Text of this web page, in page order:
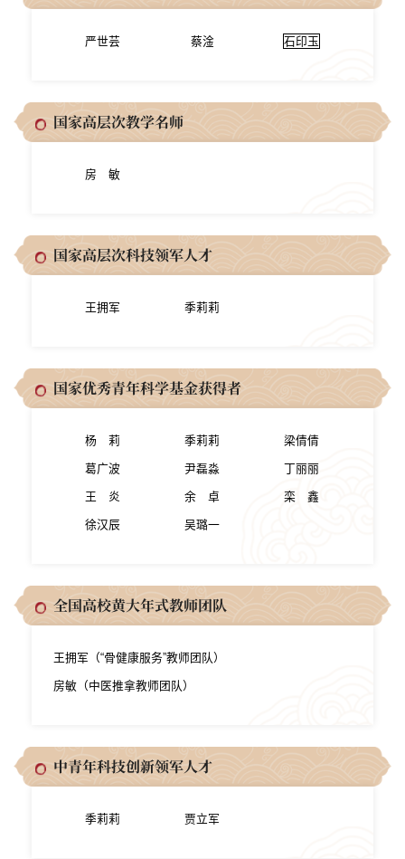
严世芸 蔡淦 石印玉
国家高层次教学名师
房 敏
国家高层次科技领军人才
王拥军 季莉莉
国家优秀青年科学基金获得者
杨 莉 季莉莉 梁倩倩
葛广波 尹磊淼 丁丽丽
王 炎 余 卓 栾 鑫
徐汉辰 吴璐一
全国高校黄大年式教师团队
王拥军（“骨健康服务”教师团队）
房敏（中医推拿教师团队）
中青年科技创新领军人才
季莉莉 贾立军